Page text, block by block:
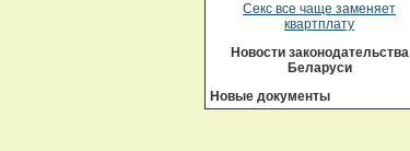
Секс все чаще заменяет
квартплату
Новости законодательства
Беларуси
Новые документы